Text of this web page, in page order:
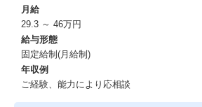
月給
29.3 ～ 46万円
給与形態
固定給制(月給制)
年収例
ご経験、能力により応相談